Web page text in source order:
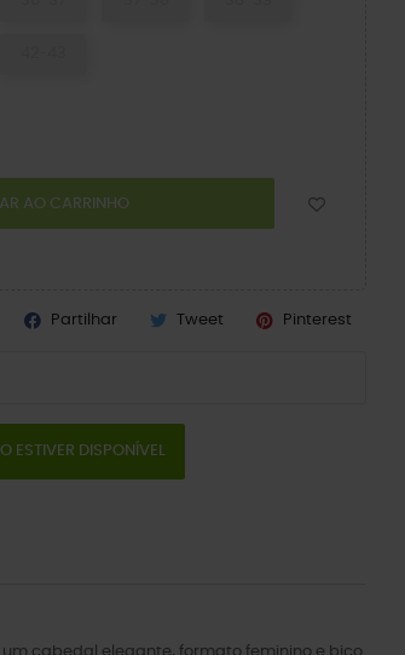
AO CARRINHO
Partilhar Tweet Pinterest
ESTIVER DISPONÍVEL